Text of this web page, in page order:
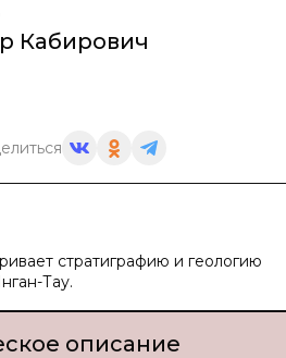
Кабирович
стратиграфию и геологию
Тау.
описание